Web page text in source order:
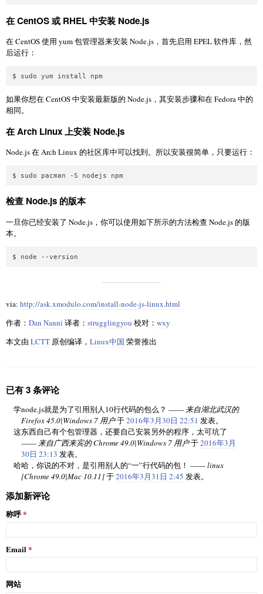
在 CentOS 或 RHEL 中安装 Node.js
在 CentOS 使用 yum 包管理器来安装 Node.js，首先启用 EPEL 软件库，然
后运行：
如果你想在 CentOS 中安装最新版的 Node.js，其安装步骤和在 Fedora 中的
相同。
在 Arch Linux 上安装 Node.js
Node.js 在 Arch Linux 的社区库中可以找到。所以安装很简单，只要运行：
检查 Node.js 的版本
一旦你已经安装了 Node.js，你可以使用如下所示的方法检查 Node.js 的版
本。
via: http://ask.xmodulo.com/install-node-js-linux.html
作者： Dan Nanni 译者： strugglingyou 校对： wxy
本文由 LCTT 原创编译， Linux中国 荣誉推出
已有 3 条评论
学node.js就是为了引用别人10行代码的包么？ —— 来自湖北武汉的
Firefox 45.0|Windows 7 用户于2016年3月30日 22:51 发表。
这东西自己有个包管理器，还要自己安装另外的程序，太可坑了
—— 来自广西来宾的 Chrome 49.0|Windows 7 用户于2016年3月
30日 23:13 发表。
哈哈，你说的不对，是引用别人的“一”行代码的包！ ——linux
[Chrome 49.0|Mac 10.11]于2016年3月31日 2:45 发表。
添加新评论
称呼
Email
网站